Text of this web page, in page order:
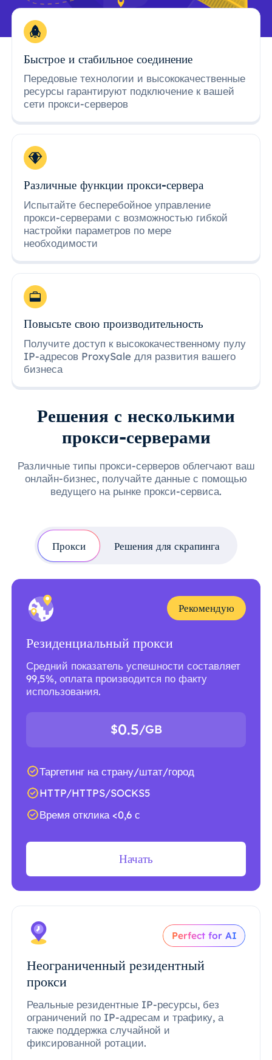
Быстрое и стабильное соединение
Передовые технологии и высококачественные
ресурсы гарантируют подключение к вашей
сети прокси-серверов
Различные функции прокси-сервера
Испытайте бесперебойное управление
прокси-серверами с возможностью гибкой
настройки параметров по мере
необходимости
Повысьте свою производительность
Получите доступ к высококачественному пулу
IP-адресов ProxySale для развития вашего
бизнеса
Решения с несколькими
прокси-серверами
Различные типы прокси-серверов облегчают ваш
онлайн-бизнес, получайте данные с помощью
ведущего на рынке прокси-сервиса.
Прокси Решения для скрапинга
Рекомендую
Резиденциальный прокси
Средний показатель успешности составляет
99,5%, оплата производится по факту
использования.
$0.5/GB
Таргетинг на страну/штат/город
HTTP/HTTPS/SOCKS5
Время отклика <0,6 с
Начать
Perfect for AI
Неограниченный резидентный
прокси
Реальные резидентные IP-ресурсы, без
ограничений по IP-адресам и трафику, а
также поддержка случайной и
фиксированной ротации.